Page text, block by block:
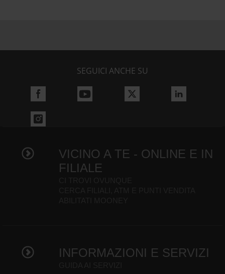
SEGUICI ANCHE SU
VICINO A TE - ONLINE E IN
FILIALE
INFORMAZIONI E SERVIZI